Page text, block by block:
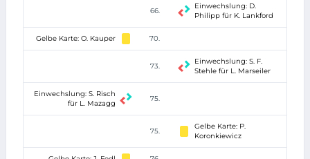
66.
Einwechslung: D.
Philipp für K. Lankford
Gelbe Karte: O. Kauper 70.
73.
Einwechslung: S. F.
Stehle für L. Marseiler
Einwechslung: S. Risch
für L. Mazagg
75.
75.
Gelbe Karte: P.
Koronkiewicz